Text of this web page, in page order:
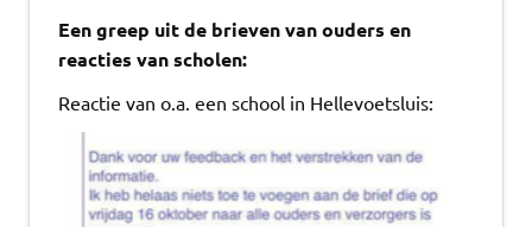
Een greep uit de brieven van ouders en
reacties van scholen:
Reactie van o.a. een school in Hellevoetsluis: